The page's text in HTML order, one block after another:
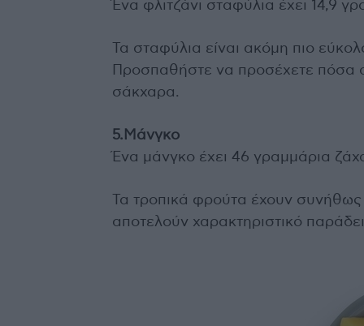
Ένα φλιτζάνι σταφύλια έχει 14,9
Τα σταφύλια είναι ακόμη πιο
Προσπαθήστε να προσέχετε πόσα
σάκχαρα.
5.Μάνγκο
Ένα μάνγκο έχει 46 γραμμάρια
Τα τροπικά φρούτα έχουν
αποτελούν χαρακτηριστικό